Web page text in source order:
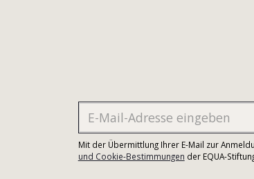
Mit der Übermittlung Ihrer E-Mail zur
und Cookie-Bestimmungen der EQUA-